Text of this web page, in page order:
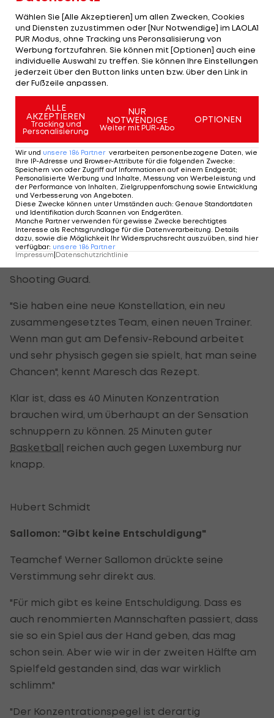
nur mit umgekehrten Vorzeichen: "Vielleicht ist es
ein Spiel, wo sie am Anfang intensiv auftreten,
aber dann den Faden verlieren. So gesettled sind
sie noch nicht."
Maresch: "Deutchland nicht überragend
überlegen"
Auch sein Schützling Maresch glaubt fest daran,
dass eine Überraschung möglich ist.
"Ohne dass man das jetzt falsch versteht: Für
mich istDeutschlandschon der Favorit in dieser
Gruppe, aber ich finde sie nicht überragend
überlegen. Sie sind physisch natürlich eine Macht
und haben gegenüber den anderen Teams klare
Vorteile, basketballerisch vielleicht nicht", so der
Shooting Guard.
"Sie haben eine neue Konstellation, ein neu
zusammengesetztes Team, einen neuen Trainer.
Wenn man gut am Defensiv-Rebound arbeitet
und sehr physisch gegen sie spielt, hat man seine
Chancen", kennt Maresch das Rezept.
Klar ist, dass es 40 Minuten Konzentration
brauchen wird, um überhaupt an der Sensation
schnuppern zu können. 25 Minuten guter
Basketball reichen auch gegen Luxemburg nur
knapp.
Hubert Schmidt
Sallomon: "Gibt keine Entschuldigung"
Teamchef Werner Sallomon drückte seine
Verstimmung sehr direkt aus.
"Für mich gibt es keine Entschuldigung. Dass es
auch renommierten Mannschaften passiert, dass
sie so ein Spiel aus der Hand geben, das mag
schon sein. Aber wie wir in der zweiten Hälfte am
Spielfeld gestanden sind, das war wirklich
schlimm."
"Der Konzentrationspegel ist derartig
Wählen Sie [Alle Akzeptieren] um allen Zwecken, Cookies
und Diensten zuzustimmen oder [Nur Notwendige] im LAOLA1
PUR Modus, ohne Tracking uns Peronsalisierung von
Werbung fortzufahren. Sie können mit [Optionen] auch eine
individuelle Auswahl zu treffen. Sie können Ihre Einstellungen
jederzeit über den Button links unten bzw. über den Link in
der Fußzeile anpassen.
ALLE
AKZEPTIEREN
Tracking und
Personalisierung
NUR
NOTWENDIGE
Weiter mit PUR-Abo
OPTIONEN
Wir und unsere 186 Partner verarbeiten personenbezogene Daten, wie
Ihre IP-Adresse und Browser-Attribute für die folgenden Zwecke:
Speichern von oder Zugriff auf Informationen auf einem Endgerät;
Personalisierte Werbung und Inhalte, Messung von Werbeleistung und
der Performance von Inhalten, Zielgruppenforschung sowie Entwicklung
und Verbesserung von Angeboten
Diese Zwecke können unter Umständen auch: Genaue Standortdaten
und Identifikation durch Scannen von Endgeräten
Manche Partner verwenden für gewisse Zwecke berechtigtes
Interesse als Rechtsgrundlage für die Datenverarbeitung. Details
dazu, sowie die Möglichkeit Ihr Widerspruchsrecht auszuüben, sind hier
verfügbar: unsere 186 Partner
Impressum|Datenschutzrichtlinie